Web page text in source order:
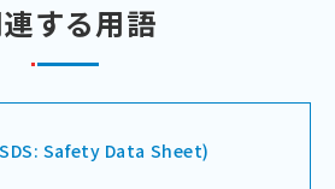
する用語
Safety Data Sheet)